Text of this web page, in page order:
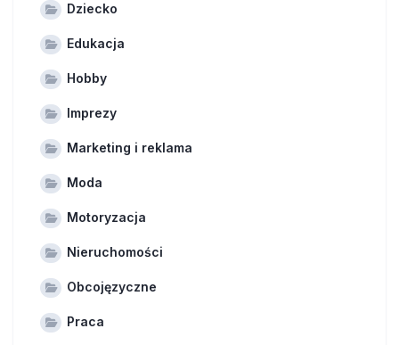
Dziecko
Edukacja
Hobby
Imprezy
Marketing i reklama
Moda
Motoryzacja
Nieruchomości
Obcojęzyczne
Praca